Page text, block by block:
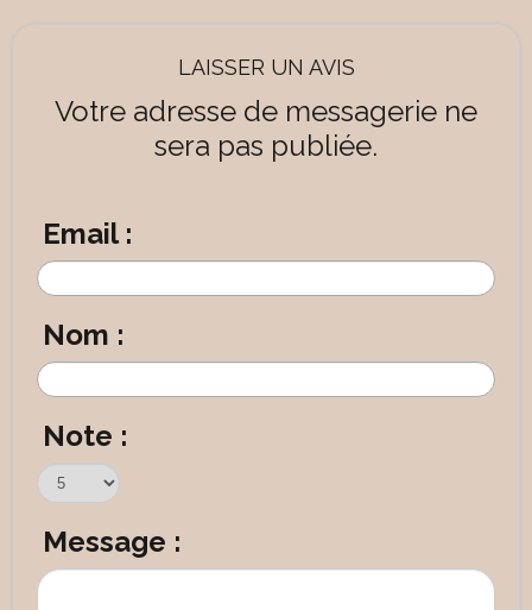
LAISSER UN AVIS
Votre adresse de messagerie ne
sera pas publiée.
Email :
Nom :
Note :
Message :